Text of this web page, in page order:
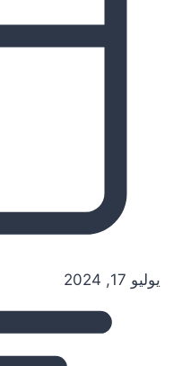
يوليو 17, 2024